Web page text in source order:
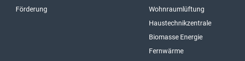
Förderung
Wohnraumlüftung
Haustechnikzentrale
Biomasse Energie
Fernwärme